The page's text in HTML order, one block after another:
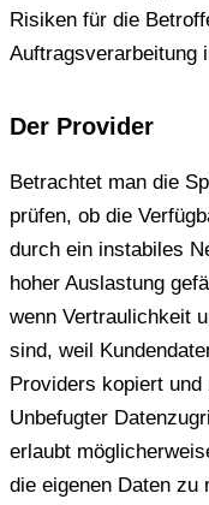
Risiken für die
Auftragsverarbeitung
Der Provider
Betrachtet man die
prüfen, ob die
durch ein instabiles
hoher Auslastung
wenn Vertraulichkeit
sind, weil
Providers kopiert
Unbefugter
erlaubt
die eigenen Daten zu